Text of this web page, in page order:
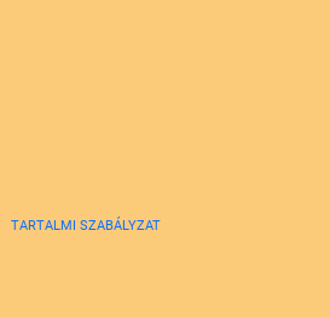
TARTALMI SZABÁLYZAT